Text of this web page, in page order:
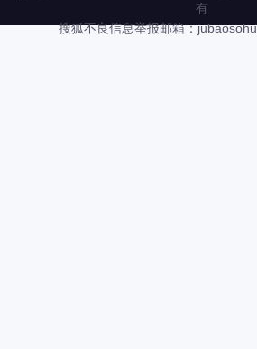
有
搜狐不良信息举报邮箱：